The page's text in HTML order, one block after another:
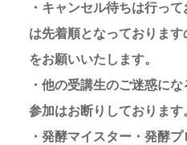
・キャンセル待ちは行っ
は先着順となっておりま
をお願いいたします。
・他の受講生のご迷惑に
参加はお断りしております
・発酵マイスター・発酵